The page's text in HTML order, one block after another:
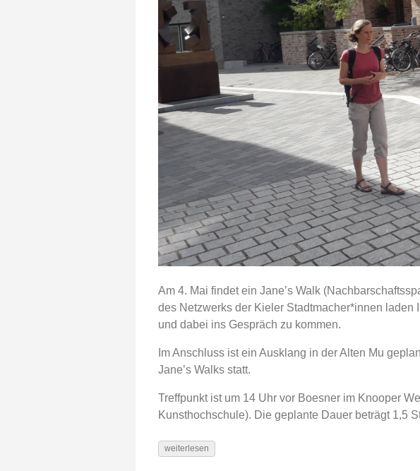
Am 4. Mai findet ein Jane’s Walk
des Netzwerks der Kieler Stadtmacher*innen
und dabei ins Gespräch zu kommen.
Im Anschluss ist ein Ausklang in der Alten Mu
Jane’s Walks statt.
Treffpunkt ist um 14 Uhr vor Boesner im Knooper
Kunsthochschule). Die geplante Dauer beträgt 1,5
weiterlesen